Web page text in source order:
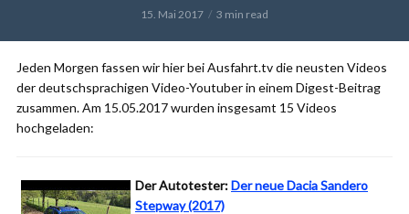
15. Mai 2017 3 min read
Jeden Morgen fassen wir hier bei Ausfahrt.tv die neusten Videos
der deutschsprachigen Video-Youtuber in einem Digest-Beitrag
zusammen. Am 15.05.2017 wurden insgesamt 15 Videos
hochgeladen:
Der Autotester:Der neue Dacia Sandero
Stepway (2017)